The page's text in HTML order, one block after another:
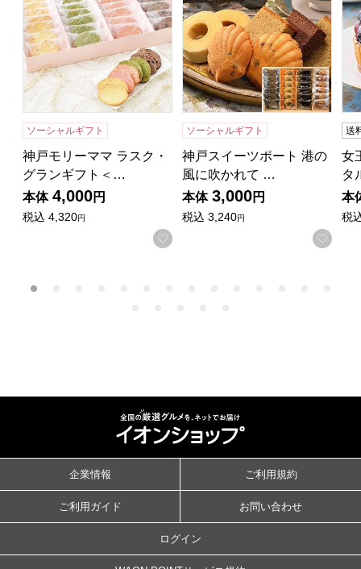
ソーシャルギフト
神戸モリーママ ラスク・
グランギフト＜…
本体 4,000円
税込 4,320円
お気に入りに登録する
ソーシャルギフト
神戸スイーツポート 港の
風に吹かれて …
本体 3,000円
税込 3,240円
お気
送
女
タ
本
税
企業情報 ご利用規約
ご利用ガイド お問い合わせ
ログイン